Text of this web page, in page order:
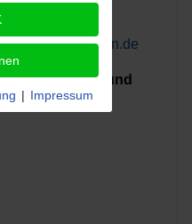
kaltenkirchen.de
die Bildungs- und
| Impressum